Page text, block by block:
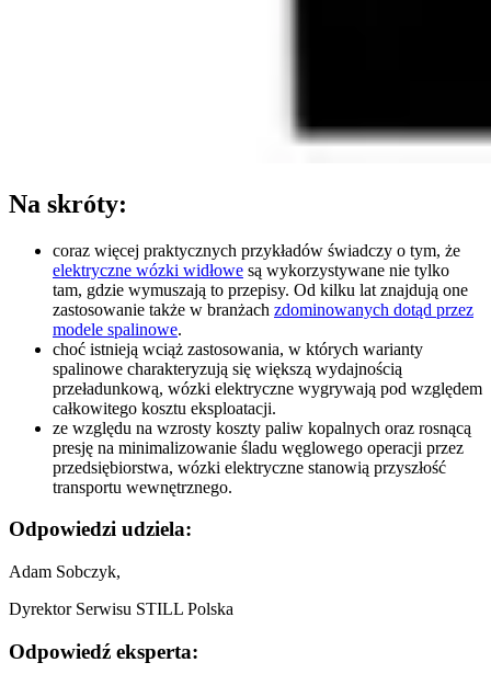
Na skróty:
coraz więcej praktycznych przykładów świadczy o tym, że
elektryczne wózki widłowe są wykorzystywane nie tylko
tam, gdzie wymuszają to przepisy. Od kilku lat znajdują one
zastosowanie także w branżach zdominowanych dotąd przez
modele spalinowe.
choć istnieją wciąż zastosowania, w których warianty
spalinowe charakteryzują się większą wydajnością
przeładunkową, wózki elektryczne wygrywają pod względem
całkowitego kosztu eksploatacji.
ze względu na wzrosty koszty paliw kopalnych oraz rosnącą
presję na minimalizowanie śladu węglowego operacji przez
przedsiębiorstwa, wózki elektryczne stanowią przyszłość
transportu wewnętrznego.
Odpowiedzi udziela:
Adam Sobczyk,
Dyrektor Serwisu STILL Polska
Odpowiedź eksperta: